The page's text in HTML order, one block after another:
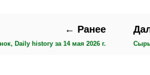
← Ранее
Daily history за 14 мая 2026 г.